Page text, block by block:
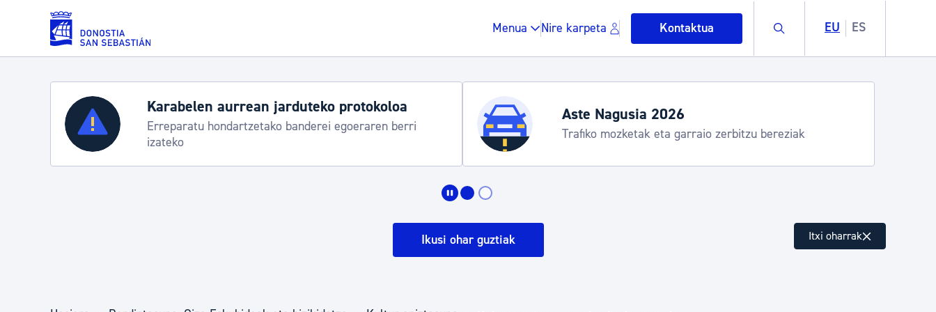
Eduki nagusira joan
Menua Nire karpeta Kontaktua Buscar EU ES
Zerbitzuak
Errolda eta gai pertsonalak
Gune publikoa, hondakinak eta ingurumena
Karabelen aurrean jarduteko protokoloa
Erreparatu hondartzetako banderei egoeraren berri
izateko
Aste Nagusia 2026
Trafiko mozketak eta garraio zerbitzu bereziak
Ikusi ohar guztiak Itxi oharrak